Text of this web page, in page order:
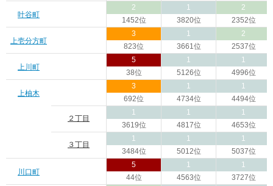
叶谷町
2
1452位
1
3820位
2
2352位
上壱分方町
3
823位
1
3661位
2
2537位
上川町
5
38位
1
5126位
1
4996位
上柚木
3
692位
1
4734位
1
4494位
２丁目
1
3619位
1
4817位
1
4653位
３丁目
1
3484位
1
5012位
1
5037位
川口町
5
44位
1
4563位
1
3727位